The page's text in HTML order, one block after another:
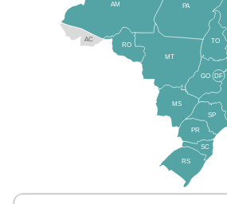
Comunicação Terapêutica
Facilitadora
10h
O Estabelecimento do
TO
PA
AM
AC
RO
MT
MS
GO
PR
SC
RS
SP
DF